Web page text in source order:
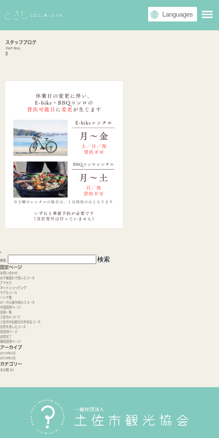
スタッフブログ
Staff Blog
2
検索:
固定ページ
お問い合わせ
お子様連れで楽しむコース
アクセス
ネットショッピング
モデルコース
リンク集
ローカル食を味わうコース
中国語用ページ
会員一覧
土佐市について
土佐市の伝統文化を知るコース
自然を楽しむコース
英語用ページ
送信完了
韓国語用ページ
アーカイブ
2019年3月
2019年2月
カテゴリー
未分類 (2)